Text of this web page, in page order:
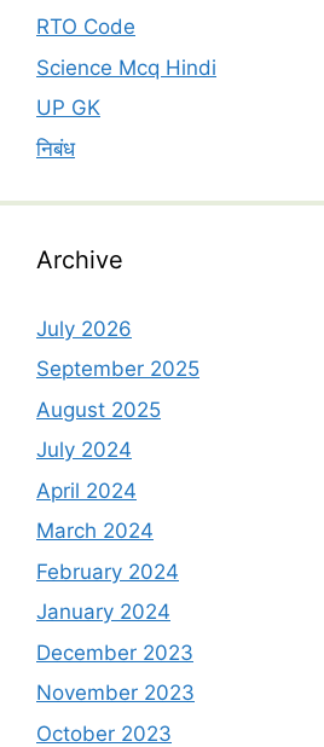
RTO Code
Science Mcq Hindi
UP GK
निबंध
Archive
July 2026
September 2025
August 2025
July 2024
April 2024
March 2024
February 2024
January 2024
December 2023
November 2023
October 2023